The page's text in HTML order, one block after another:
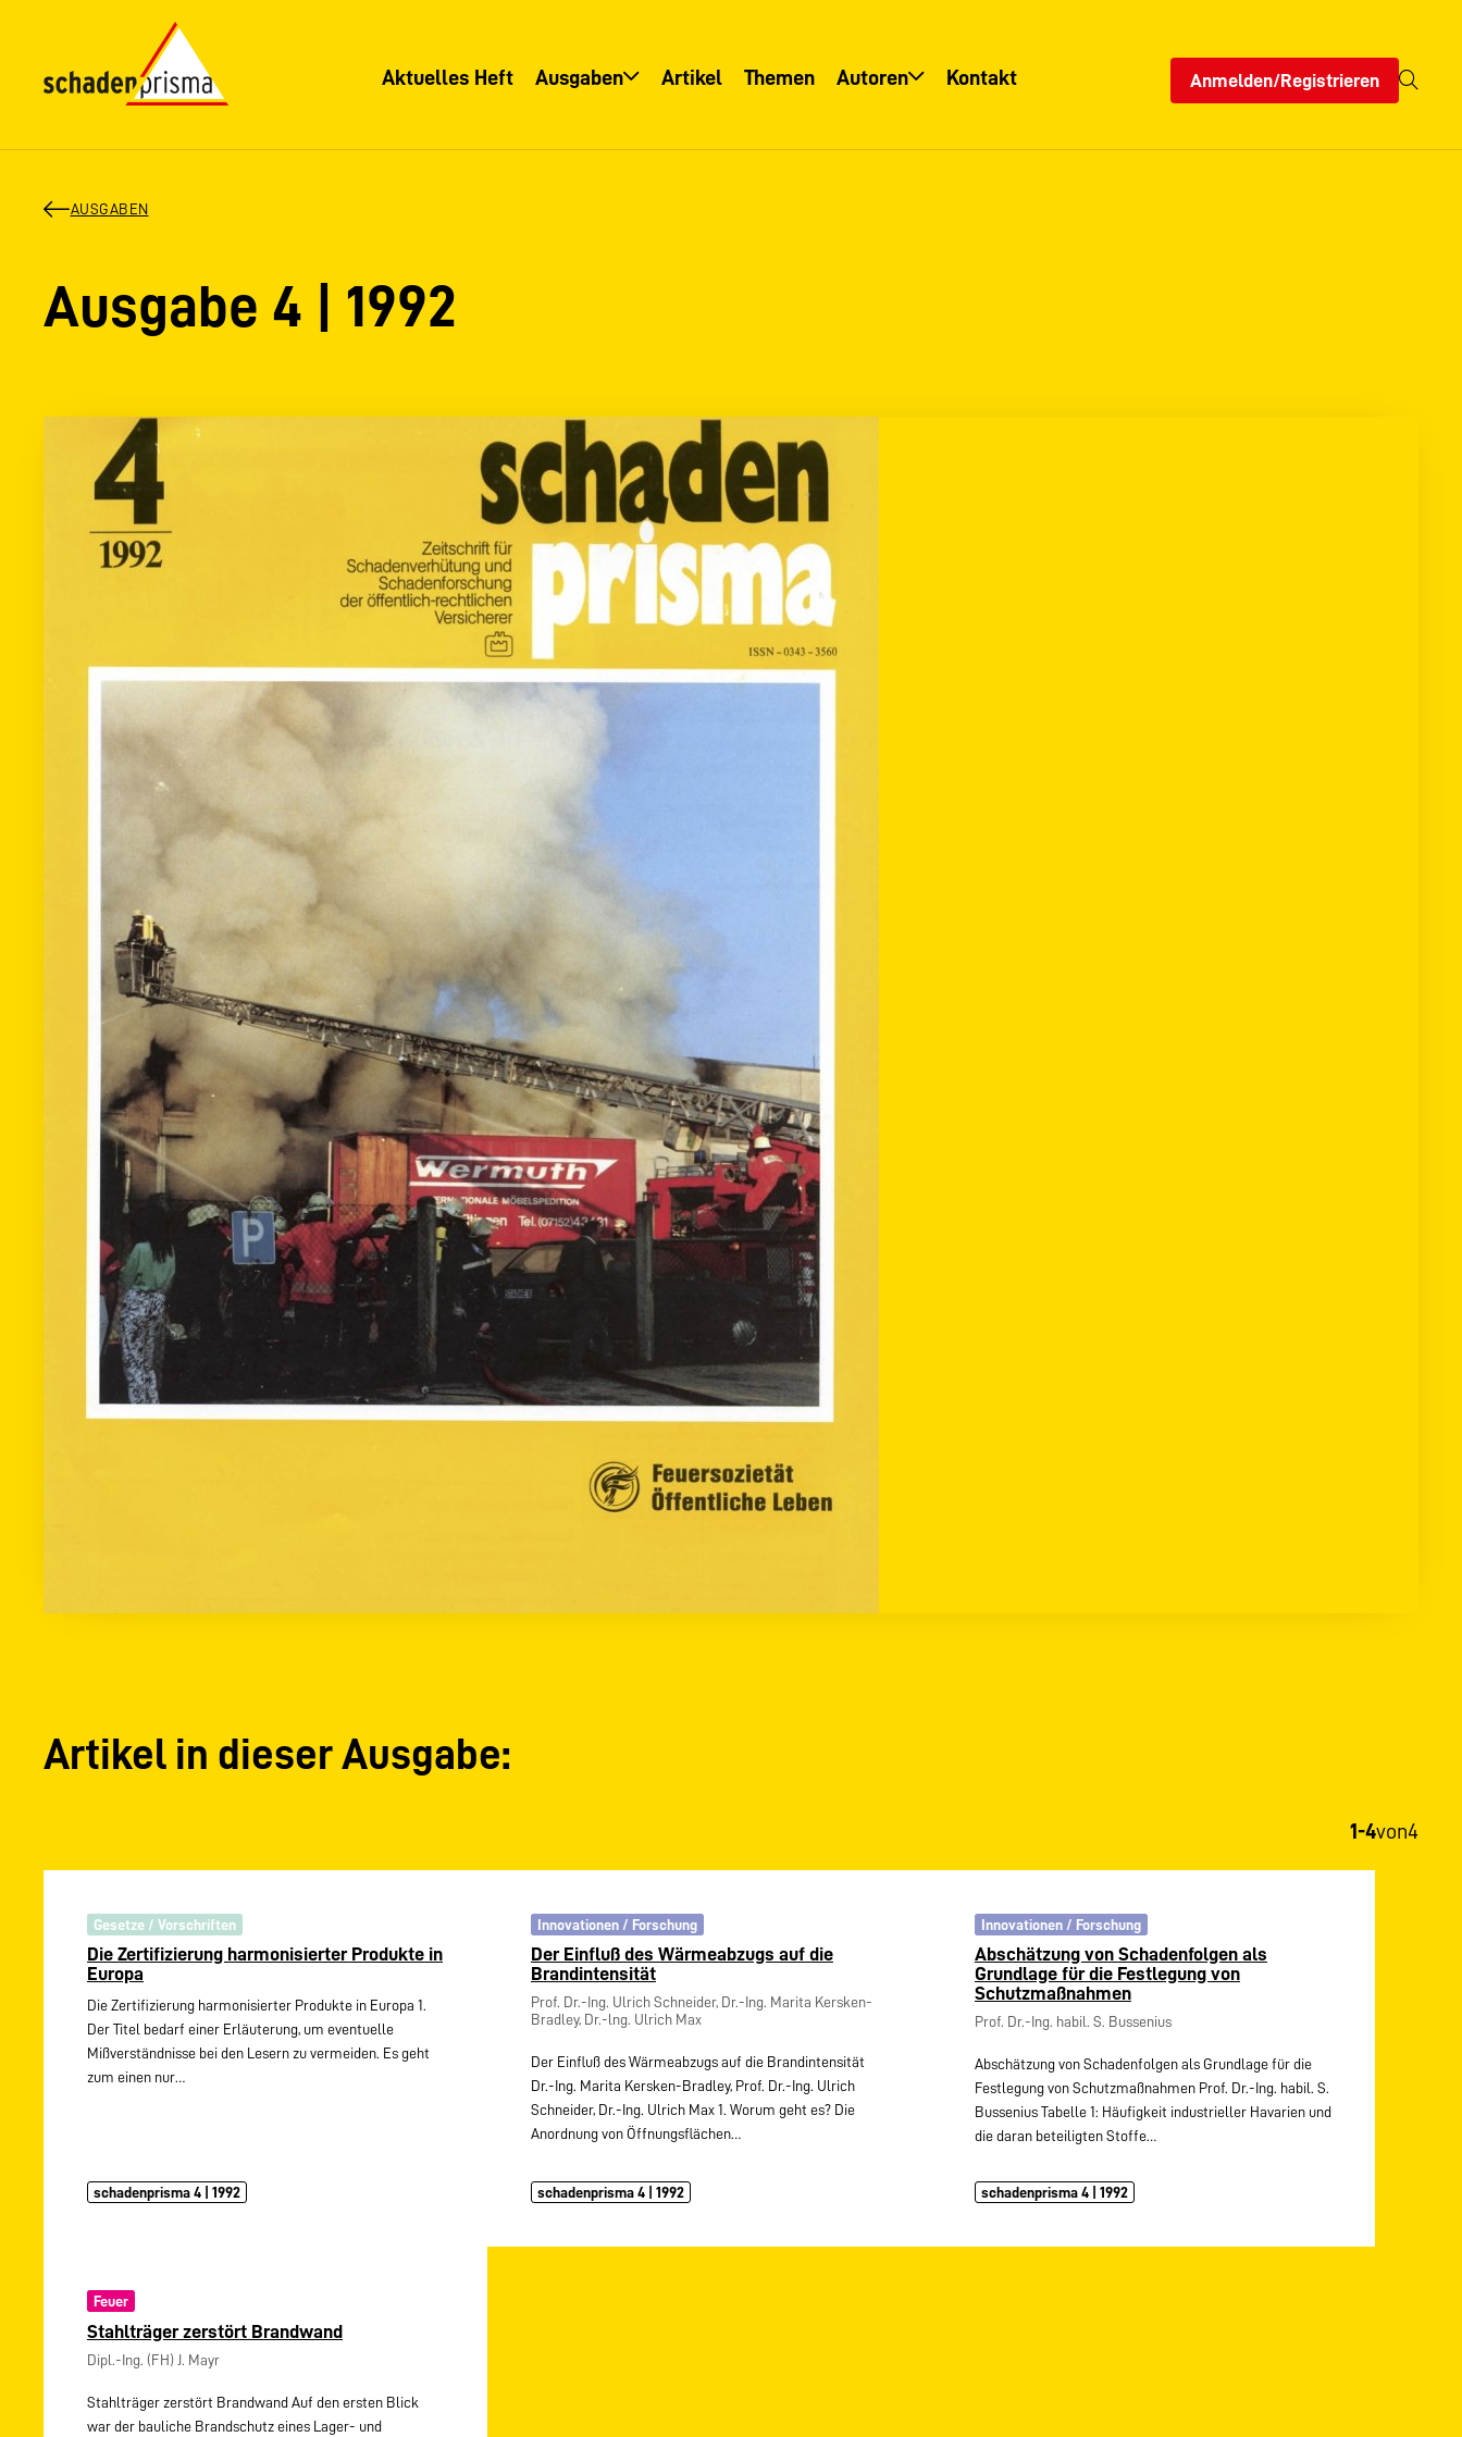
Aktuelles Heft Ausgaben Artikel Themen Autoren Kontakt Anmelden/Registrieren
AUSGABEN
Ausgabe 4 | 1992
Artikel in dieser Ausgabe:
1-4von4
Gesetze / Vorschriften
Die Zertifizierung harmonisierter Produkte in
Europa
Die Zertifizierung harmonisierter Produkte in Europa 1.
Der Titel bedarf einer Erläuterung, um eventuelle
Mißverständnisse bei den Lesern zu vermeiden. Es geht
zum einen nur…
schadenprisma 4 | 1992
Innovationen / Forschung
Der Einfluß des Wärmeabzugs auf die
Brandintensität
Prof. Dr.-Ing. Ulrich Schneider, Dr.-Ing. Marita Kersken-
Bradley, Dr.-lng. Ulrich Max
Der Einfluß des Wärmeabzugs auf die Brandintensität
Dr.-Ing. Marita Kersken-Bradley, Prof. Dr.-Ing. Ulrich
Schneider, Dr.-Ing. Ulrich Max 1. Worum geht es? Die
Anordnung von Öffnungsflächen…
schadenprisma 4 | 1992
Innovationen / Forschung
Abschätzung von Schadenfolgen als
Grundlage für die Festlegung von
Schutzmaßnahmen
Prof. Dr.-Ing. habil. S. Bussenius
Abschätzung von Schadenfolgen als Grundlage für die
Festlegung von Schutzmaßnahmen Prof. Dr.-Ing. habil. S.
Bussenius Tabelle 1: Häufigkeit industrieller Havarien und
die daran beteiligten Stoffe…
schadenprisma 4 | 1992
Feuer
Stahlträger zerstört Brandwand
Dipl.-Ing. (FH) J. Mayr
Stahlträger zerstört Brandwand Auf den ersten Blick
war der bauliche Brandschutz eines Lager- und